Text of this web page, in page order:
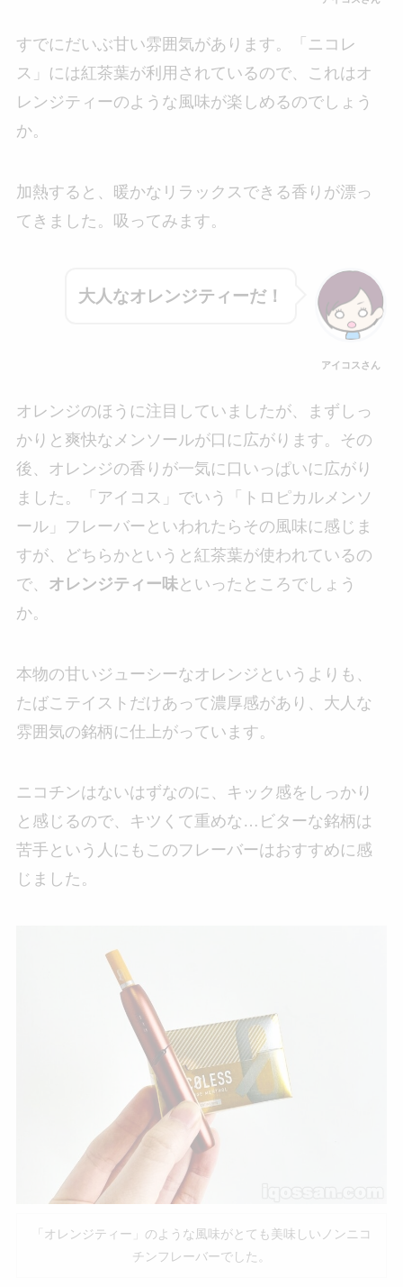
すでにだいぶ甘い雰囲気があります。「ニコレ
ス」には紅茶葉が利用されているので、これはオ
レンジティーのような風味が楽しめるのでしょう
か。
加熱すると、暖かなリラックスできる香りが漂っ
てきました。吸ってみます。
大人なオレンジティーだ！
アイコスさん
オレンジのほうに注目していましたが、まずしっ
かりと爽快なメンソールが口に広がります。その
後、オレンジの香りが一気に口いっぱいに広がり
ました。「アイコス」でいう「トロピカルメンソ
ール」フレーバーといわれたらその風味に感じま
すが、どちらかというと紅茶葉が使われているの
で、 オレンジティー味といったところでしょう
か。
本物の甘いジューシーなオレンジというよりも、
たばこテイストだけあって濃厚感があり、大人な
雰囲気の銘柄に仕上がっています。
ニコチンはないはずなのに、キック感をしっかり
と感じるので、キツくて重めな…ビターな銘柄は
苦手という人にもこのフレーバーはおすすめに感
じました。
「オレンジティー」のような風味がとても美味しいノンニコ
チンフレーバーでした。